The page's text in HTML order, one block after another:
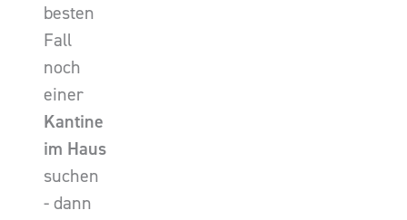
besten
Fall
noch
einer
Kantine
im Haus
suchen
- dann